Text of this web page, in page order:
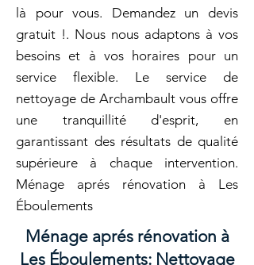
là pour vous. Demandez un devis
gratuit !. Nous nous adaptons à vos
besoins et à vos horaires pour un
service flexible. Le service de
nettoyage de Archambault vous offre
une tranquillité d'esprit, en
garantissant des résultats de qualité
supérieure à chaque intervention.
Ménage aprés rénovation à Les
Éboulements
Ménage aprés rénovation à
Les Éboulements: Nettoyage